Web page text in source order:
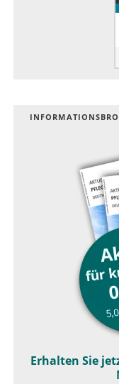
Erhalten Sie